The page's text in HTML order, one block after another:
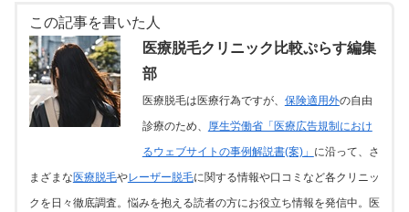
この記事を書いた人
医療脱毛クリニック比較ぷらす編集
部
医療脱毛は医療行為ですが、 保険適用外の自由
診療のため、 厚生労働省「医療広告規制におけ
るウェブサイトの事例解説書(案)」 に沿って、さ
まざまな 医療脱毛やレーザー脱毛に関する情報や口コミなど各クリニッ
クを日々徹底調査。悩みを抱える読者の方にお役立ち情報を発信中。医